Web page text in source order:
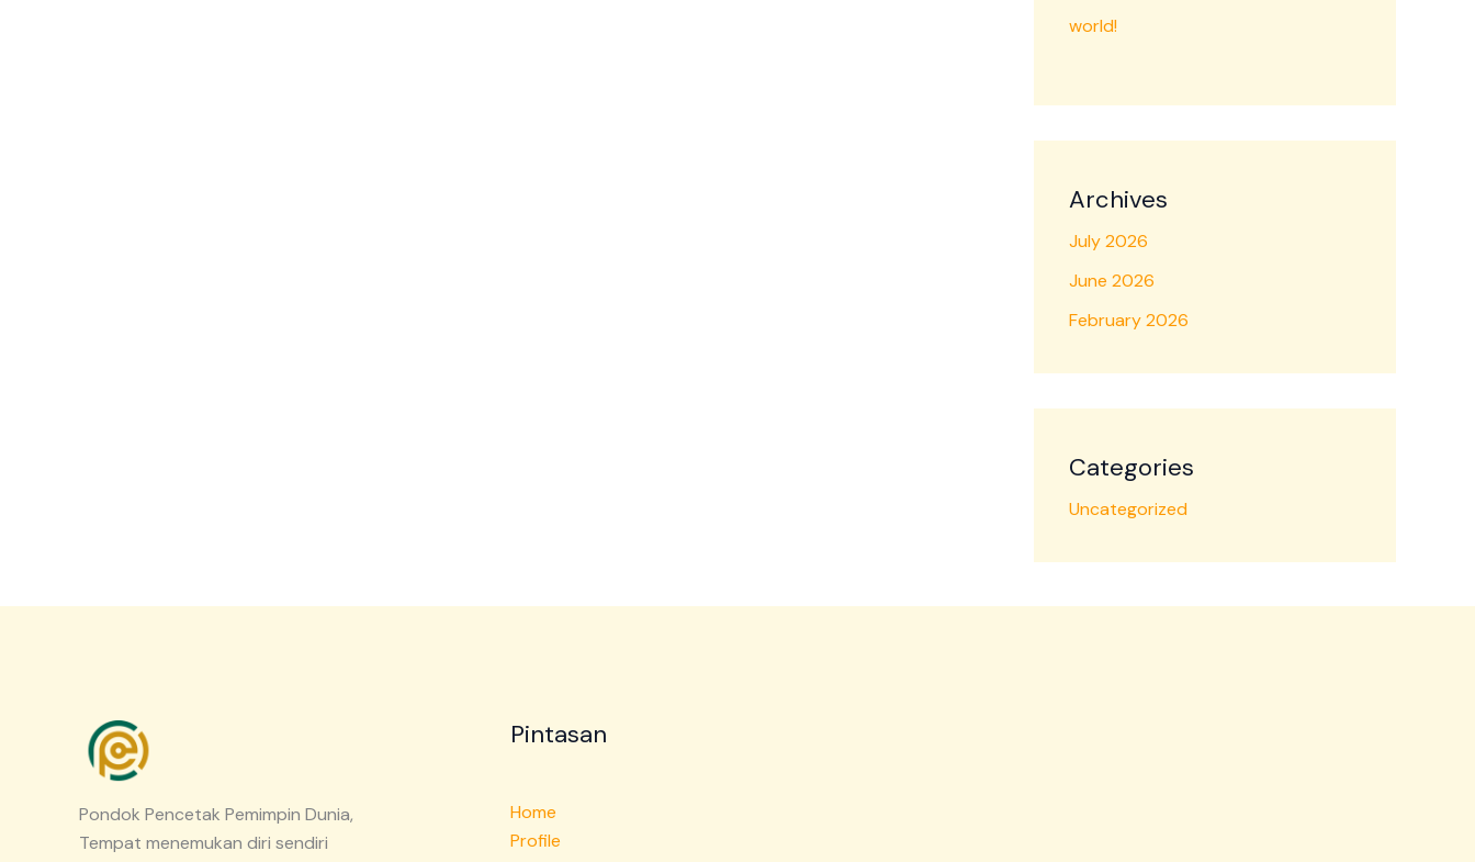
world!
Archives
July 2026
June 2026
February 2026
Categories
Uncategorized
Pondok Pencetak Pemimpin Dunia,
Tempat menemukan diri sendiri
Pintasan
Home
Profile